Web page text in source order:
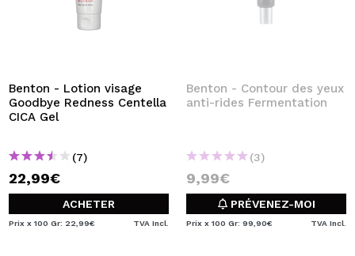
Benton - Lotion visage
Goodbye Redness Centella
CICA Gel
(7)
22,99€
ACHETER
Prix x 100 Gr: 22,99€ TVA Incl.
Benton - Contour des yeux
anti-rides Fermentation
(3)
9,99€
PRÉVENEZ-MOI
Prix x 100 Gr: 99,90€ TVA Incl.